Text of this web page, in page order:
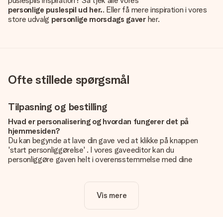
personlige puslespil ud her.. Eller få mere inspiration i vores
store udvalg personlige morsdags gaverher.
Ofte stillede spørgsmål
Tilpasning og bestilling
Hvad er personalisering og hvordan fungerer det på
hjemmesiden?
Du kan begynde at lave din gave ved at klikke på knappen
'start personliggørelse' . I vores gaveeditor kan du
personliggøre gaven helt i overensstemmelse med dine
Er personalisering inkluderet i prisen?
Prisen der vises på hjemmesiden omfatter personliggørelse
Vis mere